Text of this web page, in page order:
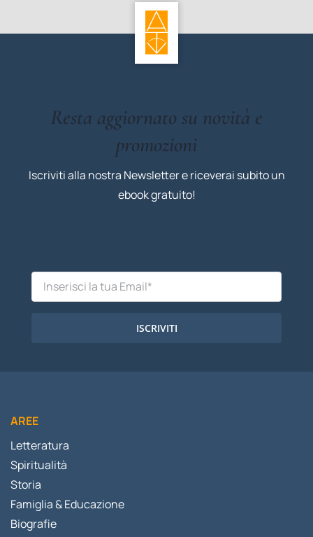
Resta aggiornato su novità e
promozioni
Iscriviti alla nostra Newsletter e riceverai subito un
ebook gratuito!
ISCRIVITI
AREE
Letteratura
Spiritualità
Storia
Famiglia & Educazione
Biografie